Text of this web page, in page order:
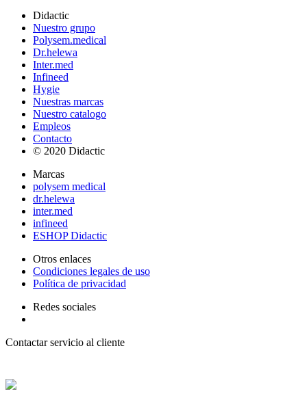
Didactic
Nuestro grupo
Polysem.medical
Dr.helewa
Inter.med
Infineed
Hygie
Nuestras marcas
Nuestro catalogo
Empleos
Contacto
© 2020 Didactic
Marcas
polysem medical
dr.helewa
inter.med
infineed
ESHOP Didactic
Otros enlaces
Condiciones legales de uso
Política de privacidad
Redes sociales
Contactar servicio al cliente